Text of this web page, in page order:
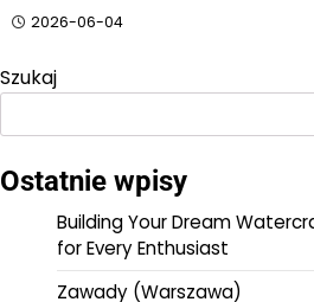
2026-06-04
Szukaj
Ostatnie wpisy
Building Your Dream
for Every Enthusiast
Zawady (Warszawa)